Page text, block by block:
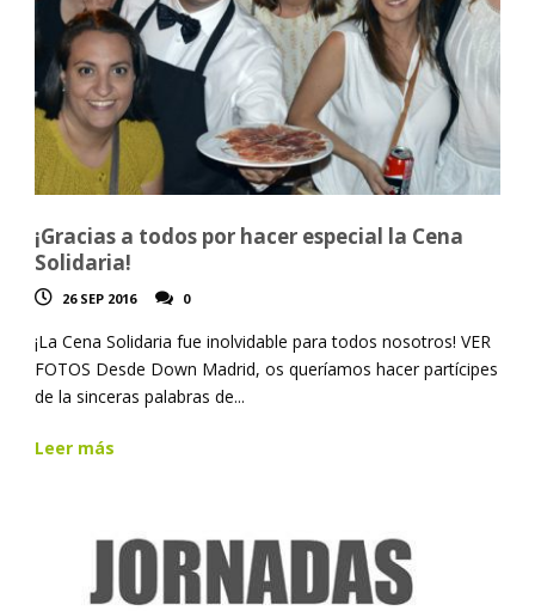
¡Gracias a todos por hacer especial la Cena
Solidaria!
26 SEP 2016 0
¡La Cena Solidaria fue inolvidable para todos nosotros! VER
FOTOS Desde Down Madrid, os queríamos hacer partícipes
de la sinceras palabras de...
Leer más